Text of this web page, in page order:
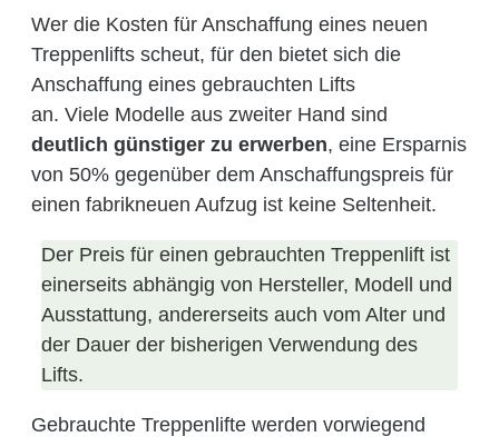
Wer die Kosten für Anschaffung eines neuen
Treppenlifts scheut, für den bietet sich die
Anschaffung eines gebrauchten Lifts
an. Viele Modelle aus zweiter Hand sind
deutlich günstiger zu erwerben, eine Ersparnis
von 50% gegenüber dem Anschaffungspreis für
einen fabrikneuen Aufzug ist keine Seltenheit.
Der Preis für einen gebrauchten Treppenlift ist
einerseits abhängig von Hersteller, Modell und
Ausstattung, andererseits auch vom Alter und
der Dauer der bisherigen Verwendung des
Lifts.
Gebrauchte Treppenlifte werden vorwiegend